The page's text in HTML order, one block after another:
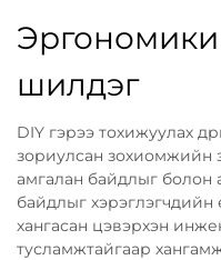
шилдэг
DIY гэрээ тохижуулах
зориулсан зохиомжийн
амгалан байдлыг болон
байдлыг
хангасан цэвэрхэн
тусламжтайгаар